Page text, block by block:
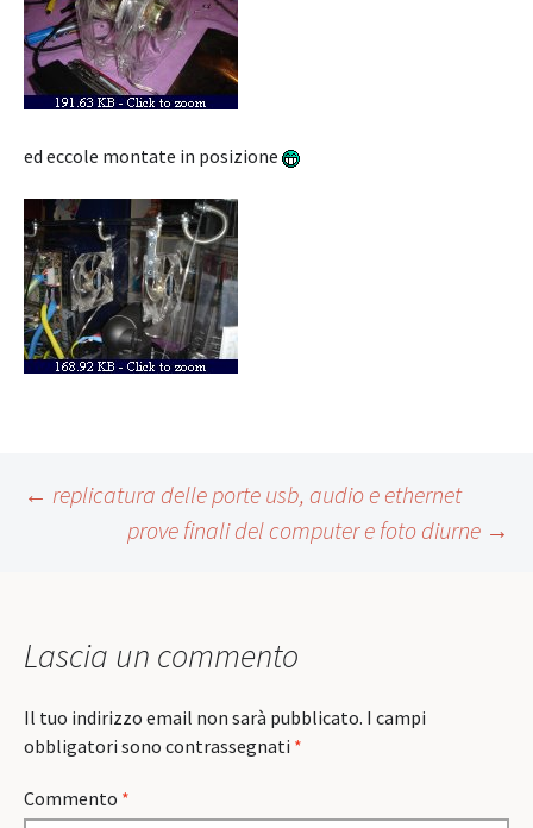
ed eccole montate in posizione
Post
← replicatura delle porte usb, audio e ethernet
prove finali del computer e foto diurne →
Lascia un commento
Il tuo indirizzo email non sarà pubblicato. I campi
obbligatori sono contrassegnati *
Commento *